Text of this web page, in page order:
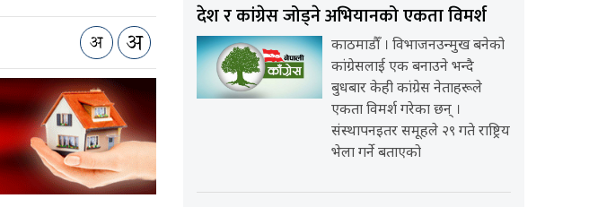
देश र कांग्रेस जोड्ने अभियानको एकता विमर्श
काठमाडौँ । विभाजनउन्मुख बनेको
कांग्रेसलाई एक बनाउने भन्दै
बुधबार केही कांग्रेस नेताहरूले
एकता विमर्श गरेका छन् ।
संस्थापनइतर समूहले २९ गते राष्ट्रिय
भेला गर्ने बताएको